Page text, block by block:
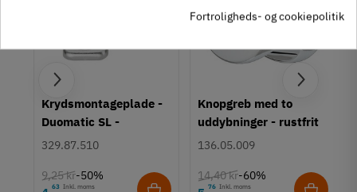
Krydsmontageplade -
Duomatic SL -
Euroskruer
329.87.510
9,25 kr-50%
63 Inkl. moms
Knopgreb med to
uddybninger - rustfrit
stål
136.05.009
14,40 kr-60%
76 Inkl. moms
Fortroligheds- og cookiepolitik